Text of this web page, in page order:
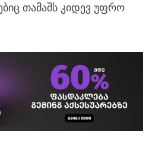
თამაშს კიდევ უფრო